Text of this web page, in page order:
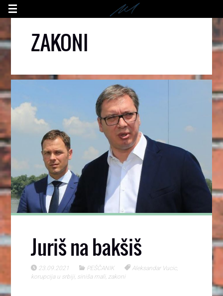
ZAKONI
Juriš na bakšiš
23.09.2021 PEŠČANIK Aleksandar Vucic,
korupcija u srbiji, siniša mali, zakoni